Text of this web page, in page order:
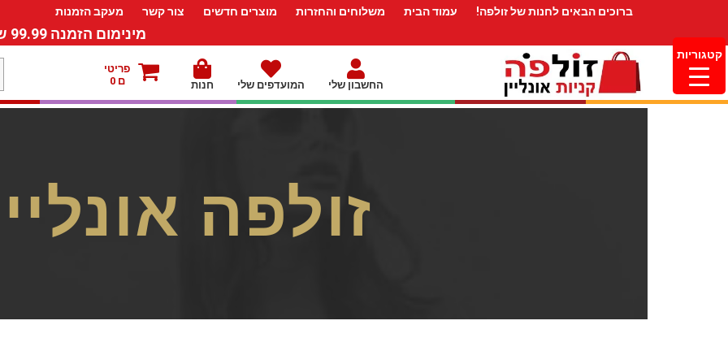
ברוכים הבאים לחנות של זולפה! עמוד הבית משלוחים והחזרות מוצרים חדשים צור קשר מעקב הזמנות
מינימום הזמנה 99.99 ש”ח – משלוח חינם ברכישה מעל 249.99ש”ח
החשבון שלי המועדפים שלי חנות
פריטי
ם 0
זולפה
קטגוריות